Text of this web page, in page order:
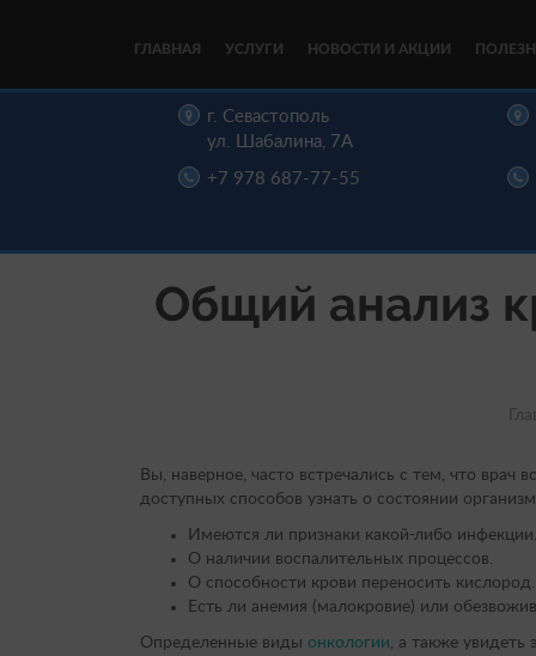
ГЛАВНАЯ УСЛУГИ НОВОСТИ И АКЦИИ
г. Севастополь
ул. Шабалина, 7А
+7 978 687-77-55
Общий анализ
Вы, наверное, часто встречались с тем, что врач
доступных способов узнать о состоянии
Имеются ли признаки какой-либо инфекции.
О наличии воспалительных процессов.
О способности крови переносить кислород.
Есть ли анемия (малокровие) или
Определенные виды онкологии , а также